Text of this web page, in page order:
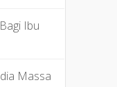
Ibu
Massa